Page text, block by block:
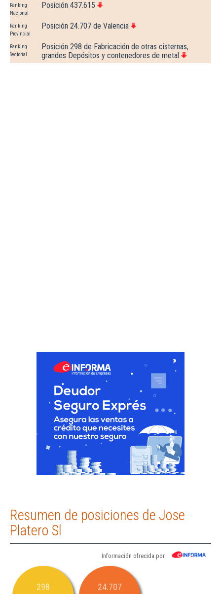
Ranking
Nacional
Posición 437.615
Ranking
Provincial
Posición 24.707 de Valencia
Ranking
Sectorial
Posición 298 de Fabricación de otras cisternas,
grandes Depósitos y contenedores de metal
Resumen de posiciones de Jose
Platero Sl
Información ofrecida por
298 24.707